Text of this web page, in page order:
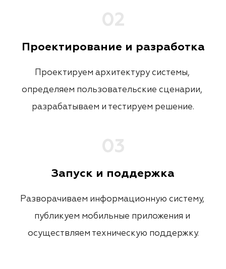
02
Проектирование и разработка
Проектируем архитектуру системы,
определяем пользовательские сценарии,
разрабатываем и тестируем решение.
03
Запуск и поддержка
Разворачиваем информационную систему,
публикуем мобильные приложения и
осуществляем техническую поддержку.